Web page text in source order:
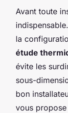
Avant toute
la
étude
évite les
sous-
bon
vous